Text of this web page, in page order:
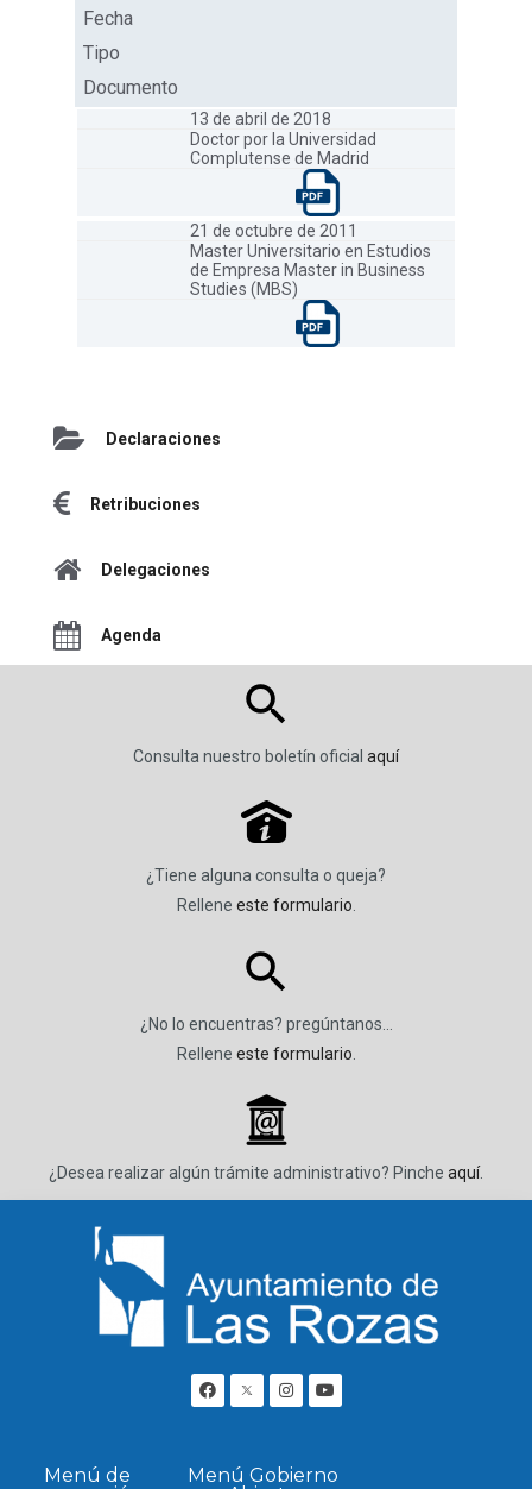
Fecha
Tipo
Documento
13 de abril de 2018
Doctor por la Universidad
Complutense de Madrid
21 de octubre de 2011
Master Universitario en Estudios
de Empresa Master in Business
Studies (MBS)
Declaraciones
Retribuciones
Delegaciones
Agenda
Consulta nuestro boletín oficial aquí
P
¿Tiene alguna consulta o queja?
Rellene este formulario
¿No lo encuentras? pregúntanos…
Rellene este formulario
_
¿Desea realizar algún trámite administrativo? Pinche aquí.
Menú de
Menú Gobierno